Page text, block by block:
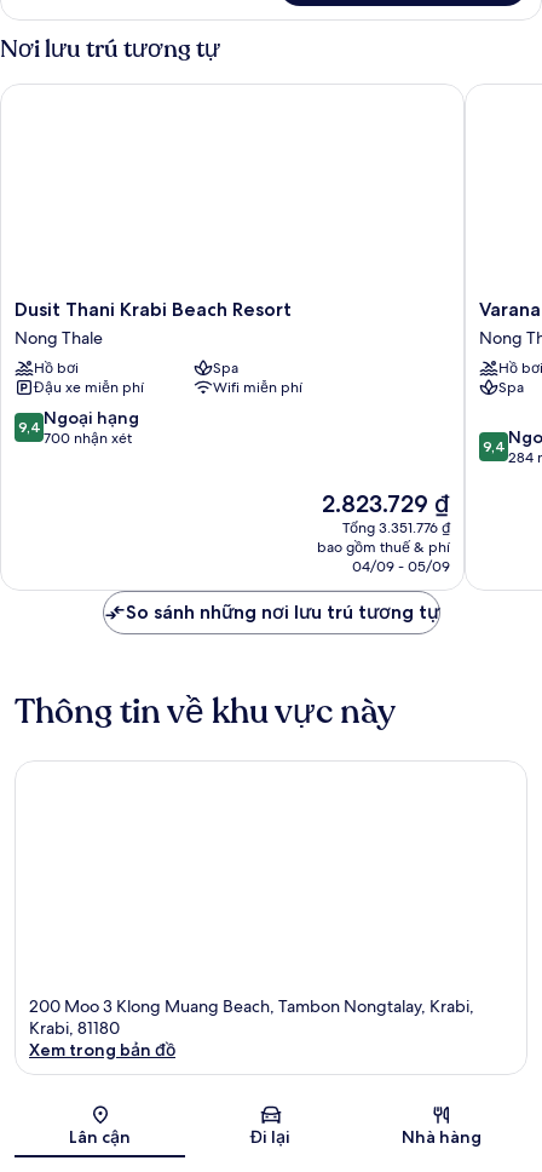
giường,
ban
Phòng
có
kế
Nơi lưu trú tương tự
Dusit
Thani
Krabi
Beach
Resort
Nong
Thale
Dusit Thani Krabi Beach Resort
Nong Thale
Hồ bơi
Spa
Đậu xe miễn phí
Wifi miễn phí
9.4
trên
9,4 Ngoại hạng
700 nhận xét
Giá
hiện
tại
2.823.729 ₫
2.823.729 ₫
Tổng 3.351.776 ₫
bao gồm thuế & phí
04/09 - 05/09
Dusit Thani Krabi Beach Resort
Varana
Hotel
Krabi
Nong
Thale
Nong
Hồ bơi
Spa
9.4
trên
xét
9,4
284
Varana
So sánh những nơi lưu trú tương tự
Thông tin về khu vực này
200 Moo 3 Klong Muang Beach, Tambon Nongtalay, Krabi,
Krabi, 81180
Xem trong bản đồ
Lân cận Đi lại Nhà hàng